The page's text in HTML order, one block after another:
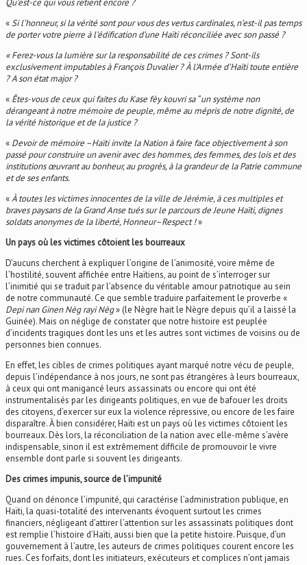
Qu’est-ce qui vous retient encore ?
« Si l’honneur, si la vérité sont pour vous des vertus cardinales, n’est-il pas temps
de porter votre pierre à l’édification d’une Haïti réconciliée avec son passé ?
« Ferez-vous la lumière sur la responsabilité de ces crimes ? Sont-ils
exclusivement imputables à François Duvalier ? À l’Armée d’Haïti toute entière
? A son état major ?
« Êtes-vous de ceux qui faites du Kase fèy kouvri sa “ un système non
dérangeant à notre mémoire de peuple, même au mépris de notre dignité, de
la vérité historique et de la justice ?
« Devoir de mémoire –Haïti invite la Nation à faire face objectivement à son
passé pour construire un avenir avec des hommes, des femmes, des lois et des
institutions œuvrant au bonheur, au progrès, à la grandeur de la Patrie commune
et de ses enfants.
«À toutes les victimes innocentes de la ville de Jérémie, à ces multiples et
braves paysans de la Grand Anse tués sur le parcours de Jeune Haïti, dignes
soldats anonymes de la liberté, Honneur–Respect !»
Un pays où les victimes côtoient les bourreaux
D’aucuns cherchent à expliquer l’origine de l’animosité, voire même de
l’hostilité, souvent affichée entre Haïtiens, au point de s’interroger sur
l’inimitié qui se traduit par l’absence du véritable amour patriotique au sein
de notre communauté. Ce que semble traduire parfaitement le proverbe «
Depi nan Ginen Nèg rayi Nèg» (le Nègre hait le Nègre depuis qu’il a laissé la
Guinée). Mais on néglige de constater que notre histoire est peuplée
d’incidents tragiques dont les uns et les autres sont victimes de voisins ou de
personnes bien connues.
En effet, les cibles de crimes politiques ayant marqué notre vécu de peuple,
depuis l’indépendance à nos jours, ne sont pas étrangères à leurs bourreaux,
à ceux qui ont manigancé leurs assassinats ou encore qui ont été
instrumentalisés par les dirigeants politiques, en vue de bafouer les droits
des citoyens, d’exercer sur eux la violence répressive, ou encore de les faire
disparaître. À bien considérer, Haïti est un pays où les victimes côtoient les
bourreaux. Dès lors, la réconciliation de la nation avec elle-même s’avère
indispensable, sinon il est extrêmement difficile de promouvoir le vivre
ensemble dont parle si souvent les dirigeants.
Des crimes impunis, source de l’impunité
Quand on dénonce l’impunité, qui caractérise l’administration publique, en
Haïti, la quasi-totalité des intervenants évoquent surtout les crimes
financiers, négligeant d’attirer l’attention sur les assassinats politiques dont
est remplie l’histoire d’Haïti, aussi bien que la petite histoire. Puisque, d’un
gouvernement à l’autre, les auteurs de crimes politiques courent encore les
rues. Ces forfaits, dont les initiateurs, exécuteurs et complices n’ont jamais